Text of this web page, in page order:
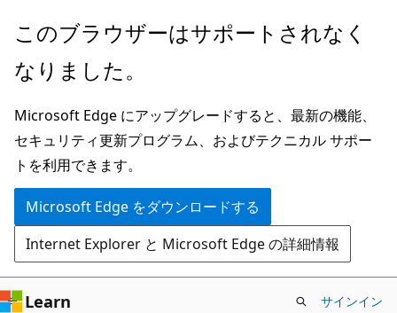
メ
ン
ン
テ
ン
ツ
に
ス
キ
ッ
このブラウザーはサポートされなく
なりました。
Microsoft Edge にアップグレードすると、最新の機能、
セキュリティ更新プログラム、およびテクニカル サポー
トを利用できます。
Microsoft Edge をダウンロードする
Internet Explorer と Microsoft Edge の詳細情報
Learn サインイン